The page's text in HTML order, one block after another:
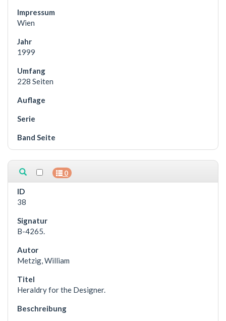
Wien
1999
228 Seiten
0
38
B-4265.
Metzig, William
Heraldry for the Designer.